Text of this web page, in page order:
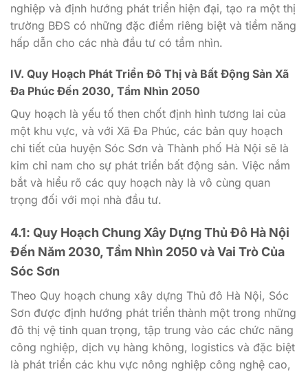
nghiệp và định hướng phát triển hiện đại, tạo ra một thị
trường BĐS có những đặc điểm riêng biệt và tiềm năng
hấp dẫn cho các nhà đầu tư có tầm nhìn.
IV. Quy Hoạch Phát Triển Đô Thị và Bất Động Sản Xã
Đa Phúc Đến 2030, Tầm Nhìn 2050
Quy hoạch là yếu tố then chốt định hình tương lai của
một khu vực, và với Xã Đa Phúc, các bản quy hoạch
chi tiết của huyện Sóc Sơn và Thành phố Hà Nội sẽ là
kim chỉ nam cho sự phát triển bất động sản. Việc nắm
bắt và hiểu rõ các quy hoạch này là vô cùng quan
trọng đối với mọi nhà đầu tư.
4.1: Quy Hoạch Chung Xây Dựng Thủ Đô Hà Nội
Đến Năm 2030, Tầm Nhìn 2050 và Vai Trò Của
Sóc Sơn
Theo Quy hoạch chung xây dựng Thủ đô Hà Nội, Sóc
Sơn được định hướng phát triển thành một trong những
đô thị vệ tinh quan trọng, tập trung vào các chức năng
công nghiệp, dịch vụ hàng không, logistics và đặc biệt
là phát triển các khu vực nông nghiệp công nghệ cao,